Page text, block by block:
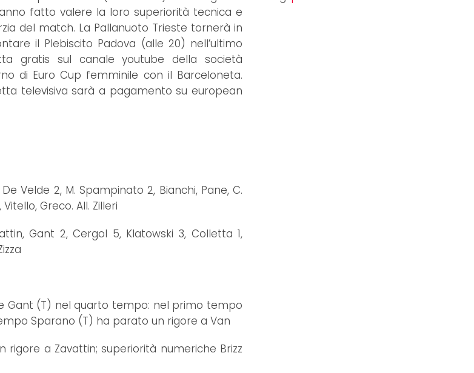
fatto valere la loro superiorità tecnica e
del match. La Pallanuoto Trieste tornerà in
il Plebiscito Padova (alle 20) nell’ultimo
gratis sul canale youtube della società
di Euro Cup femminile con il Barceloneta.
televisiva sarà a pagamento su european
De Velde 2, M. Spampinato 2, Bianchi, Pane, C.
Greco. All. Zilleri
Gant 2, Cergol 5, Klatowski 3, Colletta 1,
Gant (T) nel quarto tempo: nel primo tempo
Sparano (T) ha parato un rigore a Van
a Zavattin; superiorità numeriche Brizz